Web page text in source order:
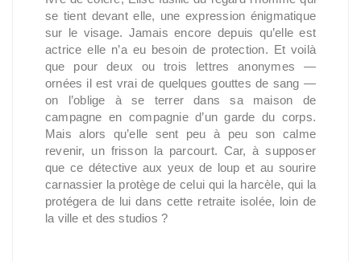
se tient devant elle, une expression énigmatique
sur le visage. Jamais encore depuis qu’elle est
actrice elle n’a eu besoin de protection. Et voilà
que pour deux ou trois lettres anonymes —
ornées il est vrai de quelques gouttes de sang —
on l’oblige à se terrer dans sa maison de
campagne en compagnie d’un garde du corps.
Mais alors qu’elle sent peu à peu son calme
revenir, un frisson la parcourt. Car, à supposer
que ce détective aux yeux de loup et au sourire
carnassier la protège de celui qui la harcèle, qui la
protégera de lui dans cette retraite isolée, loin de
la ville et des studios ?